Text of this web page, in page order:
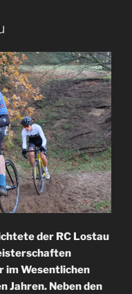
der RC Lostau
im Wesentlichen
Jahren. Neben den